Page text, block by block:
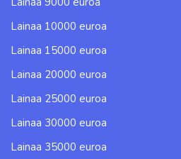
Lainaa 10000 euroa
Lainaa 15000 euroa
Lainaa 20000 euroa
Lainaa 25000 euroa
Lainaa 30000 euroa
Lainaa 35000 euroa